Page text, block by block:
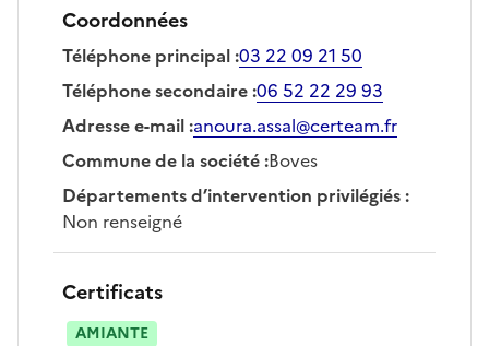
Coordonnées
Téléphone principal:03 22 09 21 50
Téléphone secondaire:06 52 22 29 93
Adresse e-mail:anoura.assal@certeam.fr
Commune de la société:Boves
Départements d’intervention privilégiés:
Non renseigné
Certificats
AMIANTE